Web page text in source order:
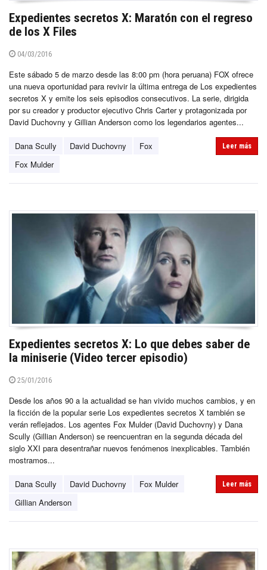
Expedientes secretos X: Maratón con el regreso
de los X Files
04/03/2016
Este sábado 5 de marzo desde las 8:00 pm (hora peruana) FOX ofrece
una nueva oportunidad para revivir la última entrega de Los expedientes
secretos X y emite los seis episodios consecutivos. La serie, dirigida
por su creador y productor ejecutivo Chris Carter y protagonizada por
David Duchovny y Gillian Anderson como los legendarios agentes...
Dana Scully David Duchovny
Fox
Fox Mulder
Leer más
Expedientes secretos X: Lo que debes saber de
la miniserie (Video tercer episodio)
25/01/2016
Desde los años 90 a la actualidad se han vivido muchos cambios, y en
la ficción de la popular serie Los expedientes secretos X también se
verán reflejados. Los agentes Fox Mulder (David Duchovny) y Dana
Scully (Gillian Anderson) se reencuentran en la segunda década del
siglo XXI para desentrañar nuevos fenómenos inexplicables. También
mostramos...
Dana Scully David Duchovny
Fox Mulder
Gillian Anderson
Leer más